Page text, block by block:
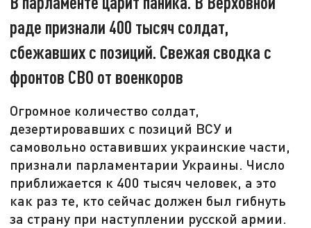
раде признали 400 тысяч солдат,
сбежавших с позиций. Свежая сводка с
фронтов СВО от военкоров
Огромное количество солдат,
дезертировавших с позиций ВСУ и
самовольно оставивших украинские части,
признали парламентарии Украины. Число
приближается к 400 тысяч человек, а это
как раз те, кто сейчас должен был гибнуть
за страну при наступлении русской армии.